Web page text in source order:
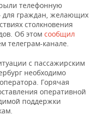
телефонную
для граждан, желающих
столкновения
Об этом сообщил
телеграм-канале.
с пассажирским
необходимо
Горячая
оперативной
поддержки